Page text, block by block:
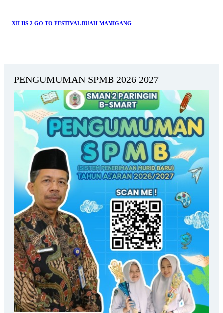
XII IIS 2 GO TO FESTIVAL BUAH MAMIGANG
PENGUMUMAN SPMB 2026 2027